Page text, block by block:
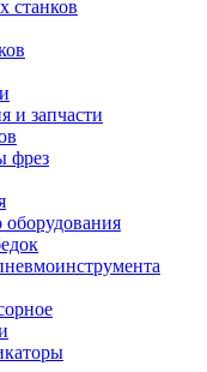
станков
и запчасти
фрез
оборудования